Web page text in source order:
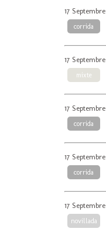
17 Septembre
corrida
17 Septembre
mixte
17 Septembre
corrida
17 Septembre
corrida
17 Septembre
novillada